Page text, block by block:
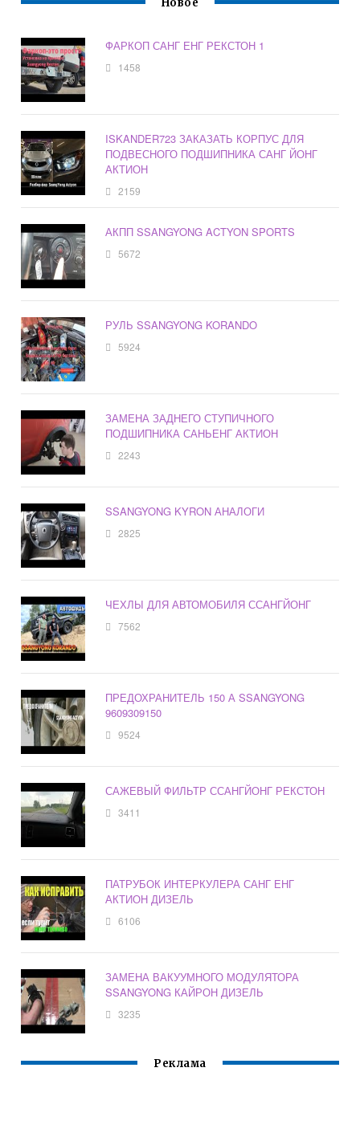
Новое
ФАРКОП САНГ ЕНГ РЕКСТОН 1
1458
ISKANDER723 ЗАКАЗАТЬ КОРПУС ДЛЯ
ПОДВЕСНОГО ПОДШИПНИКА САНГ ЙОНГ
АКТИОН
2159
АКПП SSANGYONG ACTYON SPORTS
5672
РУЛЬ SSANGYONG KORANDO
5924
ЗАМЕНА ЗАДНЕГО СТУПИЧНОГО
ПОДШИПНИКА САНЬЕНГ АКТИОН
2243
SSANGYONG KYRON АНАЛОГИ
2825
ЧЕХЛЫ ДЛЯ АВТОМОБИЛЯ ССАНГЙОНГ
7562
ПРЕДОХРАНИТЕЛЬ 150 А SSANGYONG
9609309150
9524
САЖЕВЫЙ ФИЛЬТР ССАНГЙОНГ РЕКСТОН
3411
ПАТРУБОК ИНТЕРКУЛЕРА САНГ ЕНГ
АКТИОН ДИЗЕЛЬ
6106
ЗАМЕНА ВАКУУМНОГО МОДУЛЯТОРА
SSANGYONG КАЙРОН ДИЗЕЛЬ
3235
Реклама